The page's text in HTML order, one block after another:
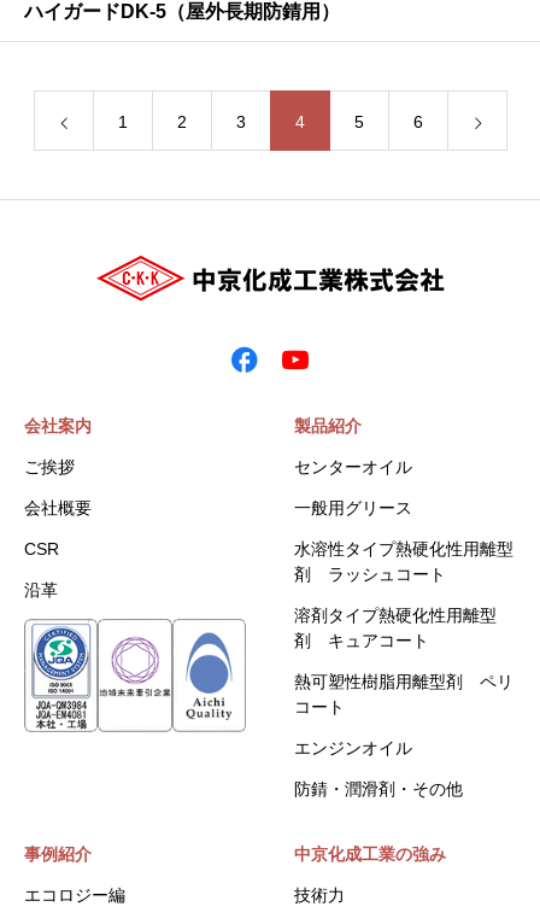
ハイガードDK-5（屋外長期防錆用）
1 2 3 4 5 6
会社案内
ご挨拶
会社概要
CSR
沿革
製品紹介
センターオイル
一般用グリース
水溶性タイプ熱硬化性用離型
剤 ラッシュコート
溶剤タイプ熱硬化性用離型
剤 キュアコート
熱可塑性樹脂用離型剤 ペリ
コート
エンジンオイル
防錆・潤滑剤・その他
事例紹介
エコロジー編
中京化成工業の強み
技術力